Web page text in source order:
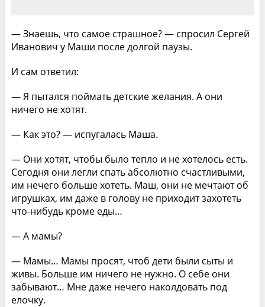
— Знаешь, что самое страшное? — спросил Сергей
Иванович у Маши после долгой паузы.
И сам ответил:
— Я пытался поймать детские желания. А они
ничего не хотят.
— Как это? — испугалась Маша.
— Они хотят, чтобы было тепло и не хотелось есть.
Сегодня они легли спать абсолютно счастливыми,
им нечего больше хотеть. Маш, они не мечтают об
игрушках, им даже в голову не приходит захотеть
что-нибудь кроме еды…
— А мамы?
— Мамы… Мамы просят, чтоб дети были сыты и
живы. Больше им ничего не нужно. О себе они
забывают… Мне даже нечего наколдовать под
елочку.